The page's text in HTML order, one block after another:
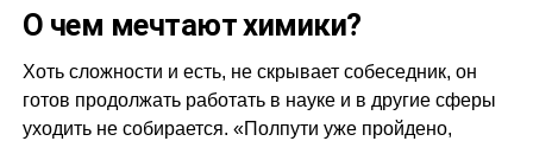
О чем мечтают химики?
Хоть сложности и есть, не скрывает собеседник, он
готов продолжать работать в науке и в другие сферы
уходить не собирается. «Полпути уже пройдено,